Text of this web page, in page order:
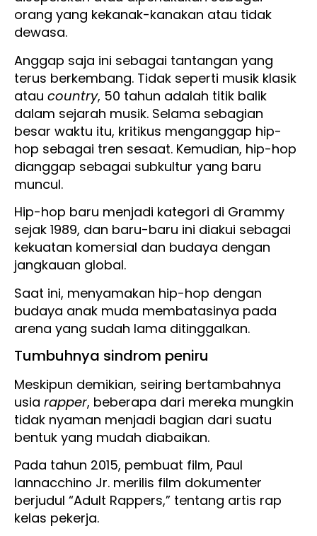
orang yang kekanak-kanakan atau tidak
dewasa.
Anggap saja ini sebagai tantangan yang
terus berkembang. Tidak seperti musik klasik
atau country, 50 tahun adalah titik balik
dalam sejarah musik. Selama sebagian
besar waktu itu, kritikus menganggap hip-
hop sebagai tren sesaat. Kemudian, hip-hop
dianggap sebagai subkultur yang baru
muncul.
Hip-hop baru menjadi kategori di Grammy
sejak 1989, dan baru-baru ini diakui sebagai
kekuatan komersial dan budaya dengan
jangkauan global.
Saat ini, menyamakan hip-hop dengan
budaya anak muda membatasinya pada
arena yang sudah lama ditinggalkan.
Tumbuhnya sindrom peniru
Meskipun demikian, seiring bertambahnya
usia rapper, beberapa dari mereka mungkin
tidak nyaman menjadi bagian dari suatu
bentuk yang mudah diabaikan.
Pada tahun 2015, pembuat film, Paul
Iannacchino Jr. merilis film dokumenter
berjudul “Adult Rappers,” tentang artis rap
kelas pekerja.